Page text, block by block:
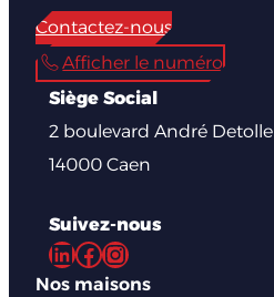
Contactez-nous
Afficher le numéro
Siège Social
2 boulevard André Detolle
14000 Caen
Suivez-nous
LinkedIn Facebook Instagram
Nos maisons